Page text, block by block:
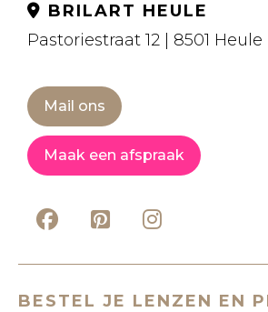
BRILART HEULE
Pastoriestraat 12 | 8501
Mail ons
Maak een afspraak
BESTEL JE LENZEN EN